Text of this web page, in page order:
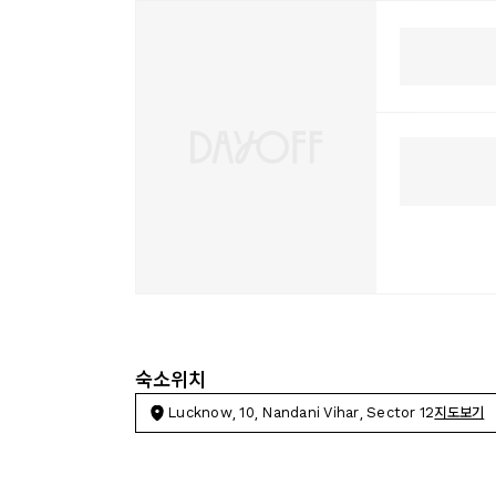
숙소위치
Lucknow, 10, Nandani Vihar, Sector 12지도보기